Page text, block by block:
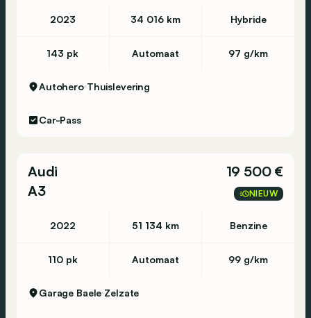
2023 34 016 km Hybride
143 pk Automaat 97 g/km
Autohero Thuislevering
Car-Pass
Audi
A3
19 500 €
NIEUW
2022 51 134 km Benzine
110 pk Automaat 99 g/km
Garage Baele Zelzate